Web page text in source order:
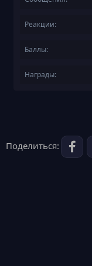
Реакции
Баллы
Награды
Поделиться: